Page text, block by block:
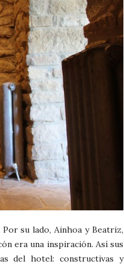
su lado, Ainhoa y Beatriz,
era una inspiración. Así sus
del hotel: constructivas y